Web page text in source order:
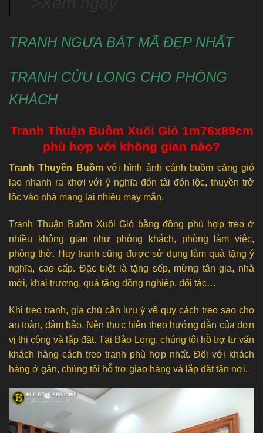
TRANH NGỰA BÁT MÃ ĐẸP NHẤT
TRANH CỬU LONG CHO PHÒNG
KHÁCH
Tranh Thuận Buồm Xuôi Gió 1m76x89cm
phù hợp với không gian nào?
Tranh Thuyền Buồmvới hình ảnh cánh buồm căng gió
lao nhanh ra khơi với ý nghĩa đón tài đón lộc, thuyền trở
lộc vào nhà mang lại nhiều may mắn.
Tranh Thuận Buồm Xuôi Gió bằng đồng phù hợp treo ở
nhiều không gian như phòng khách, phòng làm việc,
phòng thờ. Hay tranh cũng được sử dụng làm quà tặng ý
nghĩa, cao cấp. Đặc biệt là tặng sếp, mừng tân gia, nhà
mới, khai trương, quà tặng đồng nghiệp, đối tác…
Khi treo tranh, gia chủ cần lưu ý về quy cách treo sao cho
an toàn, đảm bảo. Nên thực hiện theo hướng dẫn của đơn
vị thi công và lắp đặt. Tại Bảo Long, chúng tôi hỗ trợ tư vấn
khách hàng cách treo tranh phù hợp nhất. Đối với khách
hàng ở gần, chúng tôi hỗ trợ giao hàng và lắp đặt tận nơi.